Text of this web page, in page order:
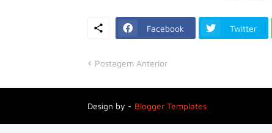
Facebook Twitter
Postagem Anterior
Design by - Blogger Templates